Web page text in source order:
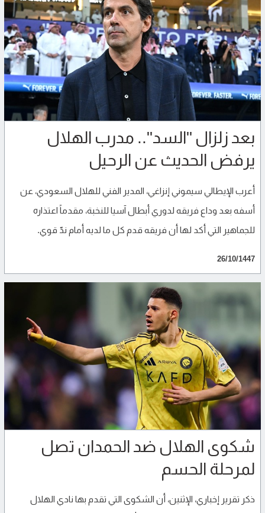
بعد زلزال "السد".. مدرب الهلال
يرفض الحديث عن الرحيل
أعرب الإيطالي سيموني إنزاغي، المدير الفني للهلال السعودي، عن
أسفه بعد وداع فريقه لدوري أبطال آسيا للنخبة، مقدماً اعتذاره
للجماهير التي أكد لها أن فريقه قدم كل ما لديه أمام ندّ قوي.
26/10/1447
شكوى الهلال ضد الحمدان تصل
لمرحلة الحسم
ذكر تقرير إخباري، الإثنين، أن الشكوى التي تقدم بها نادي الهلال